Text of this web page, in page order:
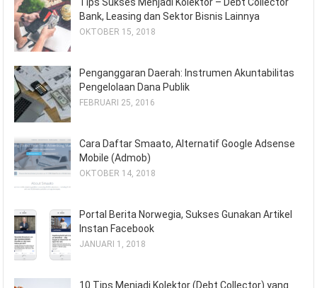
Bank, Leasing dan Sektor Bisnis Lainnya
OKTOBER 15, 2018
Penganggaran Daerah: Instrumen Akuntabilitas
Pengelolaan Dana Publik
FEBRUARI 25, 2016
Cara Daftar Smaato, Alternatif Google Adsense
Mobile (Admob)
OKTOBER 14, 2018
Portal Berita Norwegia, Sukses Gunakan Artikel
Instan Facebook
JANUARI 1, 2018
10 Tips Menjadi Kolektor (Debt Collector) yang